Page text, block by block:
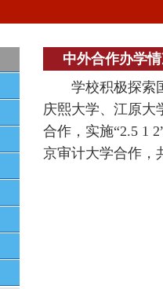
中外合作办学
学校积极探索
庆熙大学、江原大
合作，实施“2.5 1
京审计大学合作，